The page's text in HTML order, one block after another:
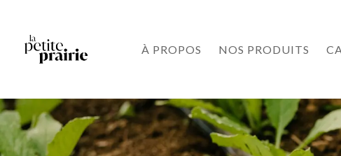
À PROPOS NOS PRODUITS